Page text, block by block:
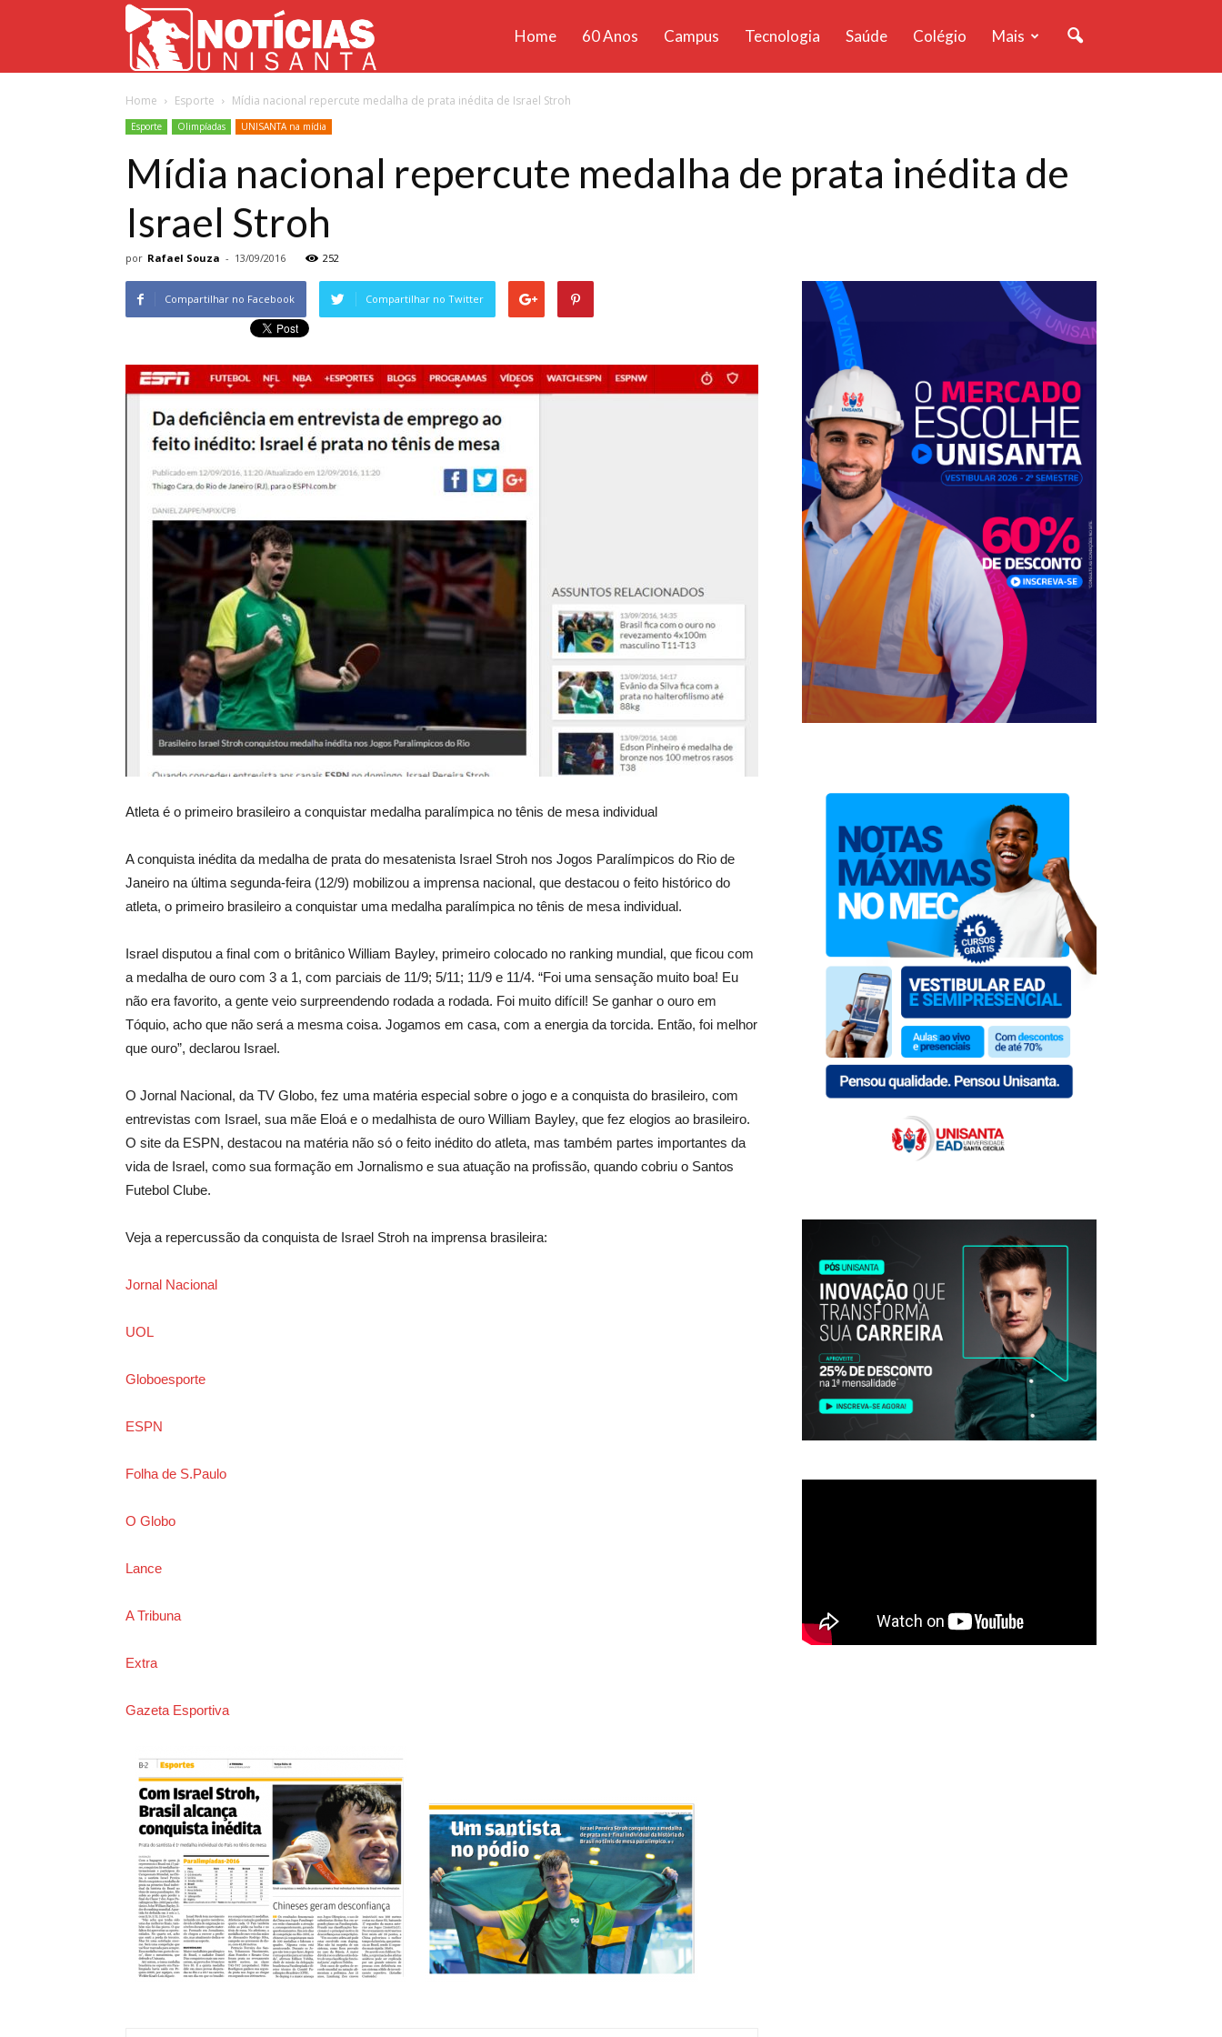
Unisanta
Home 60 Anos Campus Tecnologia Saúde Colégio Mais
Home Esporte Mídia nacional repercute medalha de prata inédita de Israel Stroh
Esporte Olimpíadas UNISANTA na mídia
Mídia nacional repercute medalha de prata inédita de
Israel Stroh
por Rafael Souza - 13/09/2016 252
Compartilhar no Facebook Compartilhar no Twitter
Atleta é o primeiro brasileiro a conquistar medalha paralímpica no tênis de mesa individual
A conquista inédita da medalha de prata do mesatenista Israel Stroh nos Jogos Paralímpicos do Rio de
Janeiro na última segunda-feira (12/9) mobilizou a imprensa nacional, que destacou o feito histórico do
atleta, o primeiro brasileiro a conquistar uma medalha paralímpica no tênis de mesa individual.
Israel disputou a final com o britânico William Bayley, primeiro colocado no ranking mundial, que ficou com
a medalha de ouro com 3 a 1, com parciais de 11/9; 5/11; 11/9 e 11/4. “Foi uma sensação muito boa! Eu
não era favorito, a gente veio surpreendendo rodada a rodada. Foi muito difícil! Se ganhar o ouro em
Tóquio, acho que não será a mesma coisa. Jogamos em casa, com a energia da torcida. Então, foi melhor
que ouro”, declarou Israel.
O Jornal Nacional, da TV Globo, fez uma matéria especial sobre o jogo e a conquista do brasileiro, com
entrevistas com Israel, sua mãe Eloá e o medalhista de ouro William Bayley, que fez elogios ao brasileiro.
O site da ESPN, destacou na matéria não só o feito inédito do atleta, mas também partes importantes da
vida de Israel, como sua formação em Jornalismo e sua atuação na profissão, quando cobriu o Santos
Futebol Clube.
Veja a repercussão da conquista de Israel Stroh na imprensa brasileira:
Jornal Nacional
UOL
Globoesporte
ESPN
Folha de S.Paulo
O Globo
Lance
A Tribuna
Extra
Gazeta Esportiva